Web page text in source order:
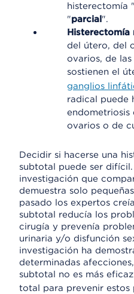
histerectomía "
"parcial".
Histerectomía
del útero, del
ovarios, de
sostienen el
ganglios
radical puede
endometriosis
ovarios o de
Decidir si hacerse una
subtotal puede ser
investigación que
demuestra solo
pasado los expertos
subtotal reducía los
cirugía y prevenía
urinaria y/o disfunción
investigación ha
determinadas
subtotal no es más
total para prevenir estos